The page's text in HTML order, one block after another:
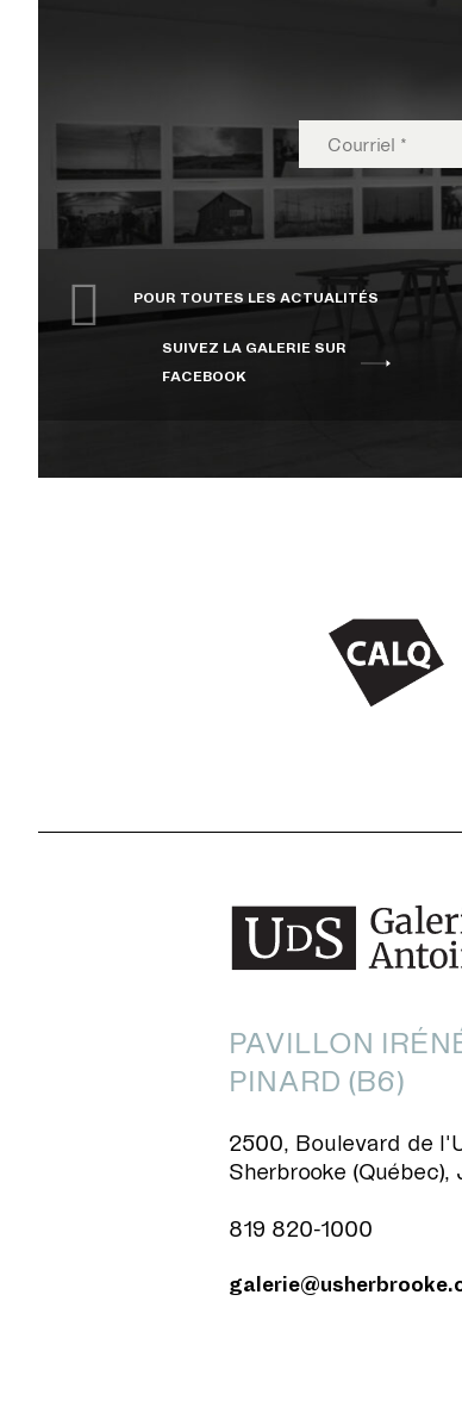
CENTRE CULTUREL DE
POUR TOUTES LES ACTUALITÉS
SUIVEZ LA GALERIE SUR
FACEBOOK
PAVILLON
PINARD (B6)
2500, Boulevard de
Sherbrooke (Québec),
819 820-1000